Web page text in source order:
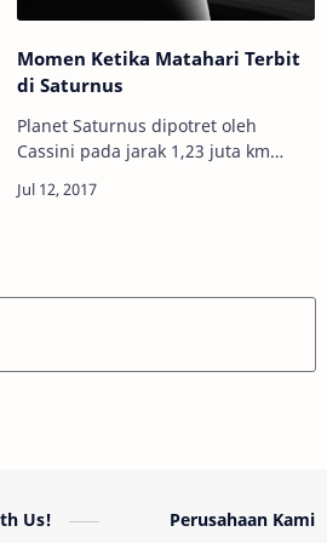
Momen Ketika Matahari Terbit
di Saturnus
Planet Saturnus dipotret oleh
Cassini pada jarak 1,23 juta km
NASA/JPL/SSI Info Astronomy -
Us! Perusahaan Kami